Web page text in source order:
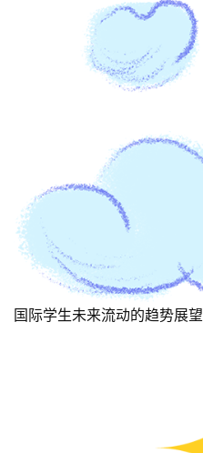
国际学生未来流动的趋势展望